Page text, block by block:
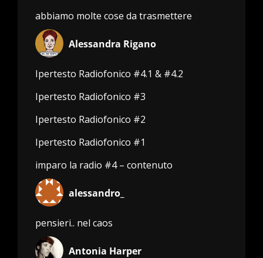
abbiamo molte cose da trasmettere
Alessandra Rigano
Ipertesto Radiofonico #4.1 & #4.2
Ipertesto Radiofonico #3
Ipertesto Radiofonico #2
Ipertesto Radiofonico #1
imparo la radio #4 – contenuto
alessandro_
pensieri.. nel caos
Antonia Harper